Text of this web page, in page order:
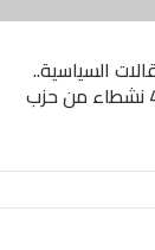
السياسية..
تركيا توقف 4 نشطاء من حزب